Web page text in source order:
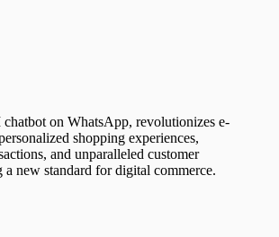
on WhatsApp, revolutionizes e-
shopping experiences,
and unparalleled customer
a new standard for digital commerce.